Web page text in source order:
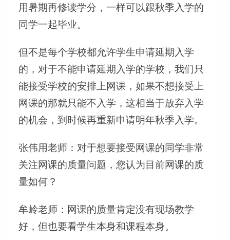
用暑期再修读学分，一样可以跟秋季入学的
同学一起毕业。
但不是每个学校都允许学生申请延期入学
的，对于不能申请延期入学的学校，我们只
能接受学校的安排上网课，如果不想接受上
网课的那就只能不入学，这相当于放弃入学
的机会，到时候再重新申请明年秋季入学。
张伟用老师：对于想要接受网课的同学非常
关注网课的质量问题，您认为目前网课的质
量如何？
牟岭老师：网课的质量肯定没有现场教学
好，但也要看学生本身和课程本身。